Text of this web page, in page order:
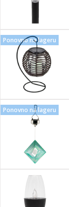
Ponovno na lageru
Ponovno na lageru